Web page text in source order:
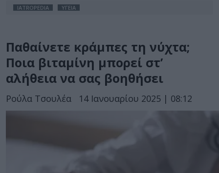
IATROPEDIA ΥΓΕΙΑ
Παθαίνετε κράμπες τη νύχτα;
Ποια βιταμίνη μπορεί στ’
αλήθεια να σας βοηθήσει
Ρούλα Τσουλέα 14 Ιανουαρίου 2025 | 08:12